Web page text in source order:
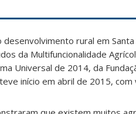
rural em
da Multifuncionalidade
Universal de 2014, da
início em abril de 2015, com